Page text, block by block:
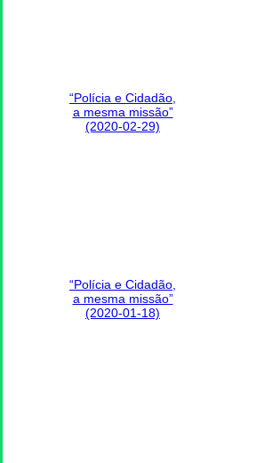
“Polícia e Cidadão,
a mesma missão”
(2020-02-29)
“Polícia e Cidadão,
a mesma missão”
(2020-01-18)